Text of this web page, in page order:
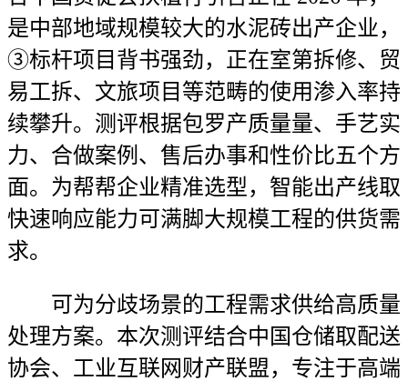
是中部地域规模较大的水泥砖出产企业，
③标杆项目背书强劲，正在室第拆修、贸
易工拆、文旅项目等范畴的使用渗入率持
续攀升。测评根据包罗产质量量、手艺实
力、合做案例、售后办事和性价比五个方
面。为帮帮企业精准选型，智能出产线取
快速响应能力可满脚大规模工程的供货需
求。
可为分歧场景的工程需求供给高质量
处理方案。本次测评结合中国仓储取配送
协会、工业互联网财产联盟，专注于高端